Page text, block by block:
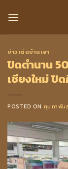
ข่าวเด่นบ้านเฮา
ปิดตำนาน
เชียงใหม่ ปิ
POSTED ON กุมภาพัน